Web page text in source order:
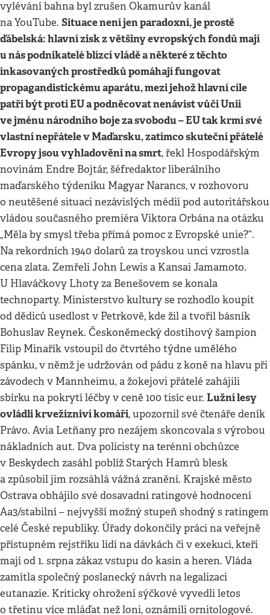
vylévání bahna byl zrušen Okamurův kanál
na YouTube. Situace není jen paradoxní, je prostě
ďábelská: hlavní zisk z většiny evropských fondů mají
u nás podnikatelé blízcí vládě a některé z těchto
inkasovaných prostředků pomáhají fungovat
propagandistickému aparátu, mezi jehož hlavní cíle
patří být proti EU a podněcovat nenávist vůči Unii
ve jménu národního boje za svobodu – EU tak krmí své
vlastní nepřátele v Maďarsku, zatímco skuteční přátelé
Evropy jsou vyhladověni na smrt, řekl Hospodářským
novinám Endre Bojtár, šéfredaktor liberálního
maďarského týdeníku Magyar Narancs, v rozhovoru
o neutěšené situaci nezávislých médií pod autoritářskou
vládou současného premiéra Viktora Orbána na otázku
„Měla by smysl třeba přímá pomoc z Evropské unie?“.
Na rekordních 1940 dolarů za troyskou unci vzrostla
cena zlata. Zemřeli John Lewis a Kansai Jamamoto.
U Hlaváčkovy Lhoty za Benešovem se konala
technoparty. Ministerstvo kultury se rozhodlo koupit
od dědiců usedlost v Petrkově, kde žil a tvořil básník
Bohuslav Reynek. Českoněmecký dostihový šampion
Filip Minařík vstoupil do čtvrtého týdne umělého
spánku, v němž je udržován od pádu z koně na hlavu při
závodech v Mannheimu, a žokejovi přátelé zahájili
sbírku na pokrytí léčby v ceně 100 tisíc eur. Lužní lesy
ovládli krvežízniví komáři, upozornil své čtenáře deník
Právo. Avia Letňany pro nezájem skoncovala s výrobou
nákladních aut. Dva policisty na terénní obchůzce
v Beskydech zasáhl poblíž Starých Hamrů blesk
a způsobil jim rozsáhlá vážná zranění. Krajské město
Ostrava obhájilo své dosavadní ratingové hodnocení
Aa3/stabilní – nejvyšší možný stupeň shodný s ratingem
celé České republiky. Úřady dokončily práci na veřejně
přístupném rejstříku lidí na dávkách či v exekuci, kteří
mají od 1. srpna zákaz vstupu do kasin a heren. Vláda
zamítla společný poslanecký návrh na legalizaci
eutanazie. Kriticky ohrožení sýčkové vyvedli letos
o třetinu více mláďat než loni, oznámili ornitologové.